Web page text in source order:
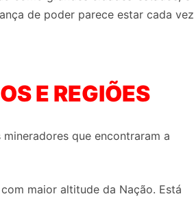
de poder parece estar cada vez
E REGIÕES
que encontraram a
maior altitude da Nação. Está